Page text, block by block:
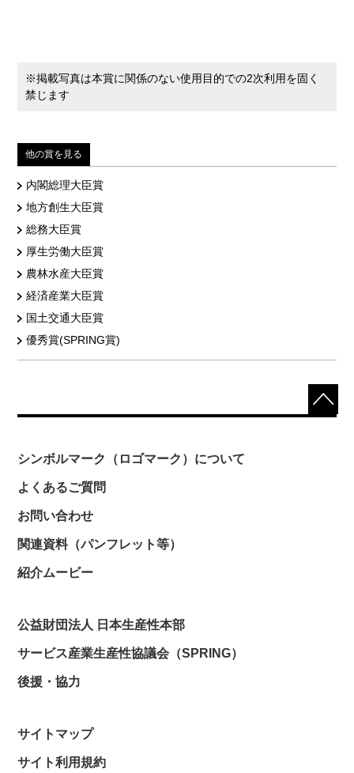
※掲載写真は本賞に関係のない使用目的での2次利用を固く
禁じます
他の賞を見る
内閣総理大臣賞
地方創生大臣賞
総務大臣賞
厚生労働大臣賞
農林水産大臣賞
経済産業大臣賞
国土交通大臣賞
優秀賞(SPRING賞)
シンボルマーク（ロゴマーク）について
よくあるご質問
お問い合わせ
関連資料（パンフレット等）
紹介ムービー
公益財団法人 日本生産性本部
サービス産業生産性協議会（SPRING）
後援・協力
サイトマップ
サイト利用規約